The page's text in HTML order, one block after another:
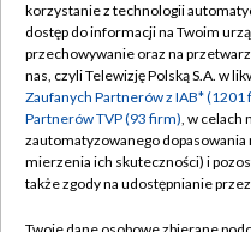
Abonament TVP
Emisja w TVP
Centrum informacji TVP
Naziemna Telewizja
korzystanie z technologii
dostęp do informacji na Twoim
przechowywanie oraz na
nas, czyli Telewizję Polską S.A. w
Zaufanych Partnerów z IAB* (1201
Partnerów TVP (93 firm), w celach
zautomatyzowanego
mierzenia ich skuteczności) i
także zgody na udostępnianie